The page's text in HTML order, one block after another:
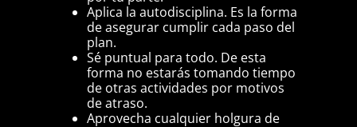
Aplica la autodisciplina. Es la forma
de asegurar cumplir cada paso del
plan.
Sé puntual para todo. De esta
forma no estarás tomando tiempo
de otras actividades por motivos
de atraso.
Aprovecha cualquier holgura de